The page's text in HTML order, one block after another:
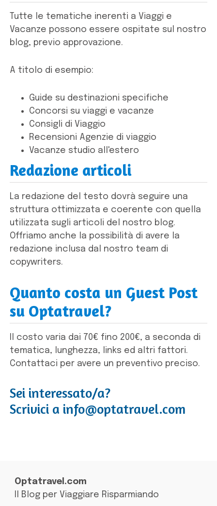
Tutte le tematiche inerenti a Viaggi e
Vacanze possono essere ospitate sul nostro
blog, previo approvazione.
A titolo di esempio:
Guide su destinazioni specifiche
Concorsi su viaggi e vacanze
Consigli di Viaggio
Recensioni Agenzie di viaggio
Vacanze studio all'estero
Redazione articoli
La redazione del testo dovrà seguire una
struttura ottimizzata e coerente con quella
utilizzata sugli articoli del nostro blog.
Offriamo anche la possibilità di avere la
redazione inclusa dal nostro team di
copywriters.
Quanto costa un Guest Post
su Optatravel?
Il costo varia dai 70€ fino 200€, a seconda di
tematica, lunghezza, links ed altri fattori.
Contattaci per avere un preventivo preciso.
Sei interessato/a?
Scrivici a info@optatravel.com
Optatravel.com
Il Blog per Viaggiare Risparmiando